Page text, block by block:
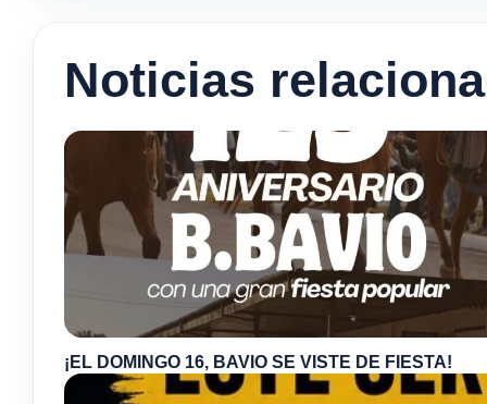
Noticias
¡EL DOMINGO 16, BAVIO SE VISTE DE FIESTA!